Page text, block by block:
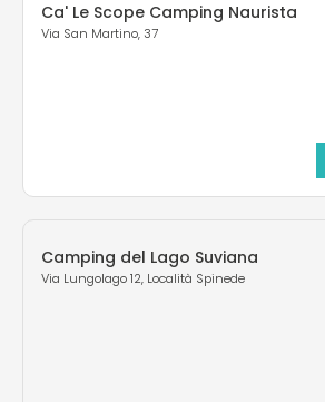
Ca' Le Scope Camping Naurista
Via San Martino, 37
Camping del Lago Suviana
Via Lungolago 12, Località Spinede